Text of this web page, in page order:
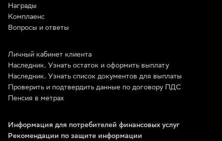
Награды
Комплаенс
Вопросы и ответы
Личный кабинет клиента
Наследник. Узнать остаток и оформить выплату
Наследник. Узнать список документов для выплаты
Проверить и подтвердить данные по договору ПДС
Пенсия в метрах
Информация для потребителей финансовых услуг
Рекомендации по защите информации